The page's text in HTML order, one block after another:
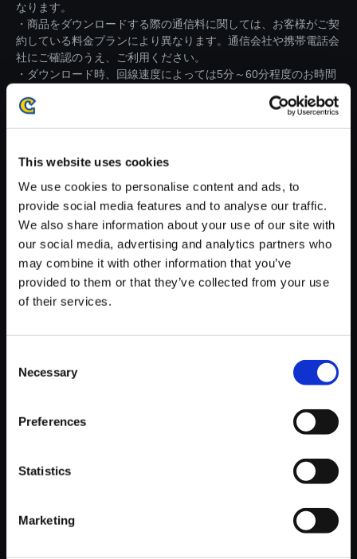
This website uses cookies
We use cookies to personalise content and ads, to
provide social media features and to analyse our traffic.
We also share information about your use of our site with
our social media, advertising and analytics partners who
may combine it with other information that you’ve
provided to them or that they’ve collected from your use
of their services.
Selection
Necessary
Preferences
Statistics
Marketing
なります。
・商品をダウンロードする際の通信料に関しては、お客様がご契
約している料金プランにより異なります。通信会社や携帯電話会
社にご確認のうえ、ご利用ください。
・ダウンロード時、回線速度によっては5分～60分程度のお時間
※ご購入いただいたファイルのダウンロードの際には、通信環境
【単曲】ロックマン5 サウンド
コレクション ALL STAGE CLE
AR
おすすめ商品